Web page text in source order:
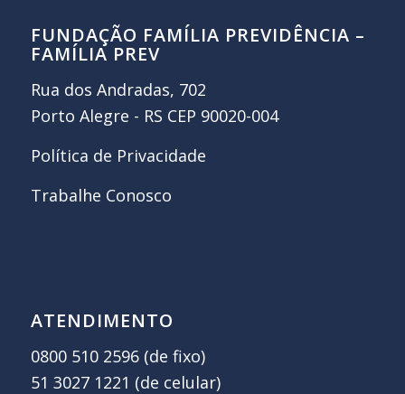
FUNDAÇÃO FAMÍLIA PREVIDÊNCIA –
FAMÍLIA PREV
Rua dos Andradas, 702
Porto Alegre - RS CEP 90020-004
Política de Privacidade
Trabalhe Conosco
ATENDIMENTO
0800 510 2596 (de fixo)
51 3027 1221 (de celular)